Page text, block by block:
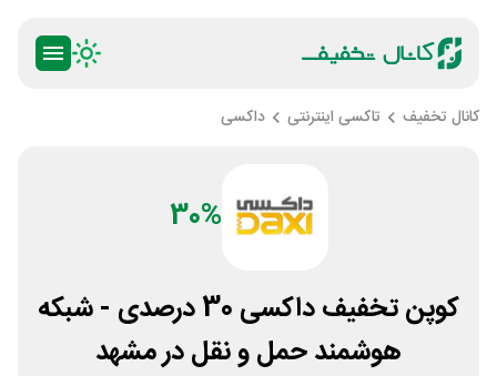
کانال تخفیف تاکسی اینترنتی داکسی
30%
کوپن تخفیف داکسی 30 درصدی - شبکه
هوشمند حمل و نقل در مشهد